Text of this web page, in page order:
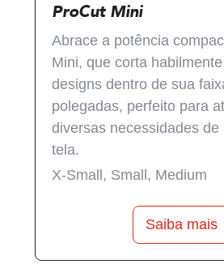
ProCut Mini
‍Abrace a potência
Mini, que corta
designs dentro de sua
polegadas, perfeito para
diversas necessidades de
tela.
X-Small, Small, Medium
Saiba mais